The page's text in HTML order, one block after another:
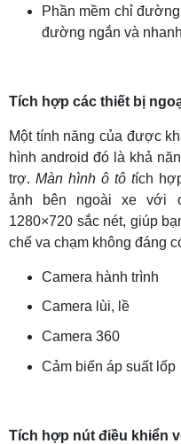
Phần mềm chỉ
đường ngắn và
Tích hợp các thiết bị
Một tính năng của được
hình android đó là khả
trợ. Màn hình ô tô tích
ảnh bên ngoài xe với
1280×720 sắc nét, giúp
chế va chạm không đáng
Camera hành trình
Camera lùi, lề
Camera 360
Cảm biến áp suất lốp
Tích hợp nút điều khiển